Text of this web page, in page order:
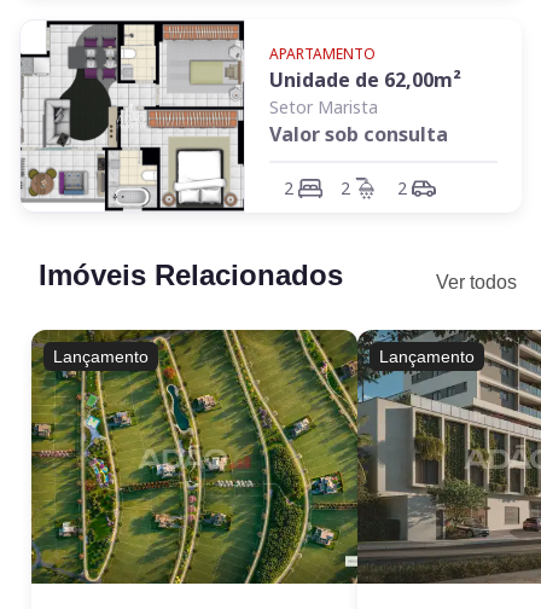
APARTAMENTO
Unidade de 62,00m²
Setor Marista
Valor sob consulta
2 2 2
Imóveis Relacionados Ver todos
Lançamento Lançamento